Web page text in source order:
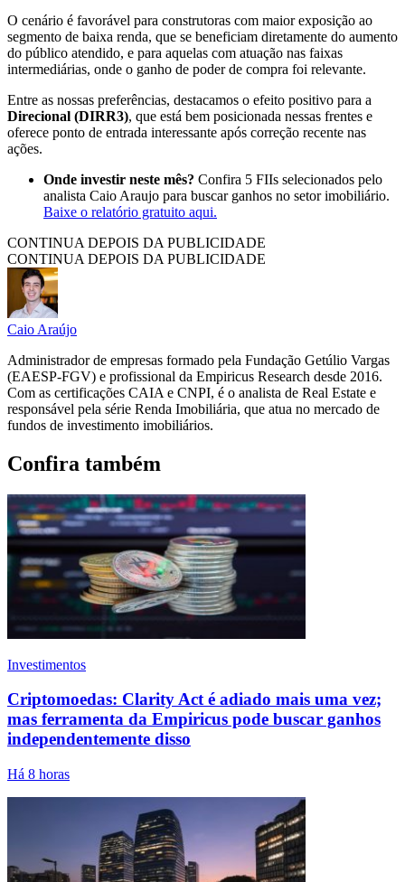
O cenário é favorável para construtoras com maior exposição ao
segmento de baixa renda, que se beneficiam diretamente do aumento
do público atendido, e para aquelas com atuação nas faixas
intermediárias, onde o ganho de poder de compra foi relevante.
Entre as nossas preferências, destacamos o efeito positivo para a
Direcional (DIRR3), que está bem posicionada nessas frentes e
oferece ponto de entrada interessante após correção recente nas
ações.
Onde investir neste mês? Confira 5 FIIs selecionados pelo
analista Caio Araujo para buscar ganhos no setor imobiliário.
Baixe o relatório gratuito aqui.
CONTINUA DEPOIS DA PUBLICIDADE
CONTINUA DEPOIS DA PUBLICIDADE
Caio Araújo
Administrador de empresas formado pela Fundação Getúlio Vargas
(EAESP-FGV) e profissional da Empiricus Research desde 2016.
Com as certificações CAIA e CNPI, é o analista de Real Estate e
responsável pela série Renda Imobiliária, que atua no mercado de
fundos de investimento imobiliários.
Confira também
Investimentos
Criptomoedas: Clarity Act é adiado mais uma vez;
mas ferramenta da Empiricus pode buscar ganhos
independentemente disso
Há 8 horas